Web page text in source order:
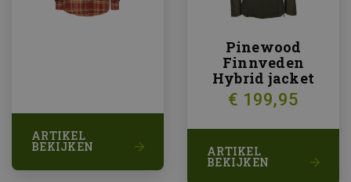
ARTIKEL
BEKIJKEN
Pinewood
Finnveden
Hybrid jacket
€ 199,95
ARTIKEL
BEKIJKEN